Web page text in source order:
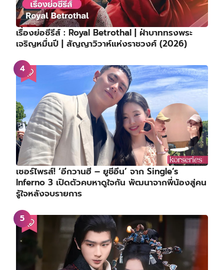
เรื่องย่อซีรีส์ : Royal Betrothal | ฝ่าบาททรงพระ
เจริญหมื่นปี | สัญญาวิวาห์แห่งราชวงศ์ (2026)
เซอร์ไพรส์! ‘อีกวานฮี – ยูชีอึน’ จาก Single’s
Inferno 3 เปิดตัวคบหาดูใจกัน พัฒนาจากพี่น้องสู่คน
รู้ใจหลังจบรายการ